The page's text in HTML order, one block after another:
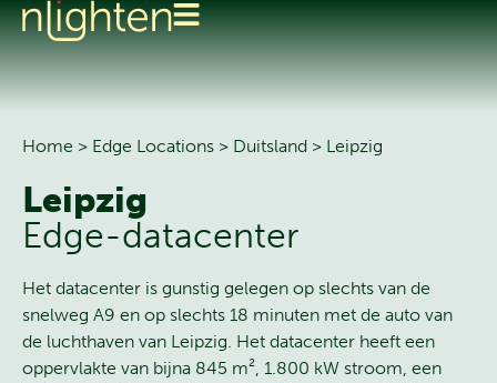
Home > Edge Locations > Duitsland > Leipzig
Leipzig
Edge-datacenter
Het datacenter is gunstig gelegen op slechts van de
snelweg A9 en op slechts 18 minuten met de auto van
de luchthaven van Leipzig. Het datacenter heeft een
oppervlakte van bijna 845 m², 1.800 kW stroom, een